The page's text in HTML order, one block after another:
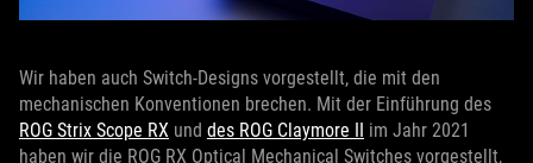
Wir haben auch Switch-Designs vorgestellt, die mit den
mechanischen Konventionen brechen. Mit der Einführung des
ROG Strix Scope RX und des ROG Claymore II
im Jahr 2021
haben wir die ROG RX Optical Mechanical Switches vorgestellt,